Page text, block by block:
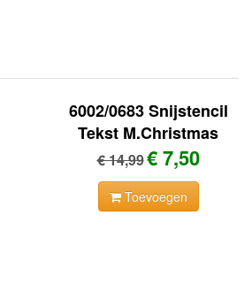
6002/0683 Snijstencil
Tekst M.Christmas
€ 14,99€ 7,50
Toevoegen